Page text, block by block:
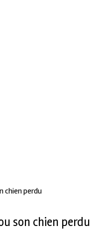
chien perdu
son chien perdu